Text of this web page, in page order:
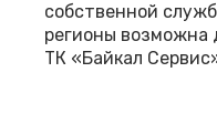
собственной
регионы возможна
ТК «Байкал